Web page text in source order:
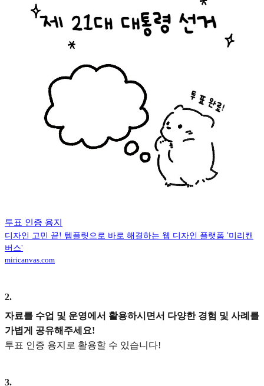
투표 인증 용지
디자인 고민 끝! 템플릿으로 바로 해결하는 웹 디자인 플랫폼 '미리캔
버스'
miricanvas.com
2.
자료를 수업 및 운영에서 활용하시면서 다양한 경험 및 사례를
가볍게 공유해주세요!
투표 인증 용지로 활용할 수 있습니다!
3.